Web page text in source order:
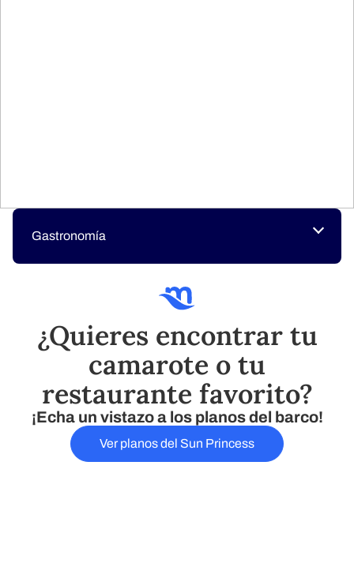
Gastronomía
¿Quieres encontrar tu
camarote o tu
restaurante favorito?
¡Echa un vistazo a los planos del barco!
Ver planos del Sun Princess